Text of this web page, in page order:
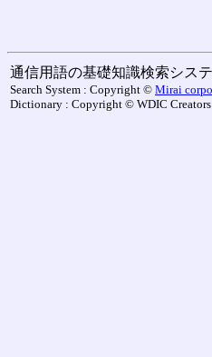
通信用語の基礎知識検索システ
Search System : Copyright © Mirai
Dictionary : Copyright © WDIC